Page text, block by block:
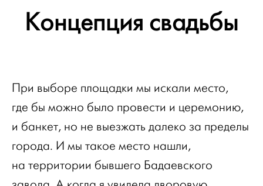
Концепция свадьбы
При выборе площадки мы искали место,
где бы можно было провести и церемонию,
и банкет, но не выезжать далеко за пределы
города. И мы такое место нашли,
на территории бывшего Бадаевского